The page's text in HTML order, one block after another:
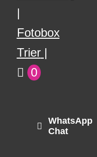
Fotobox
Trier
0
WhatsApp
Chat